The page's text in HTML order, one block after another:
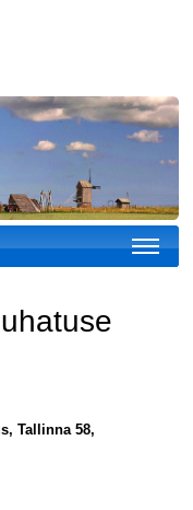
Tallinna 58,